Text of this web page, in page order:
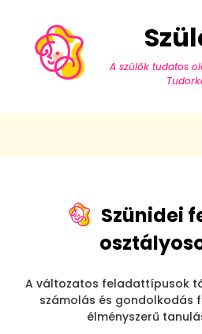
A szülők tudatos
Szünidei
A változatos feladattípusok
számolás és gondolkodás
élményszerű